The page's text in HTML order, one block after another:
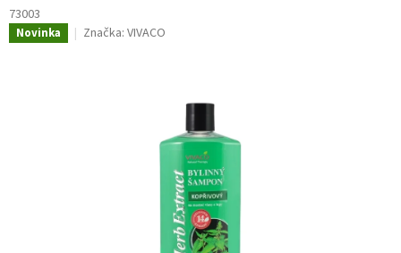
73003
Novinka Značka: VIVACO